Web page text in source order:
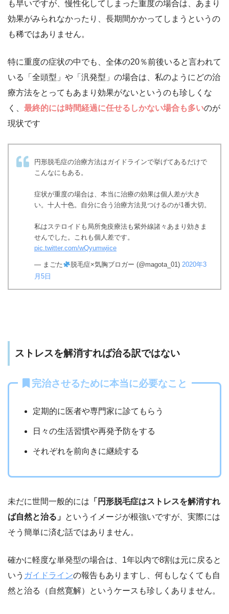
も早いですが、慢性化してしまった重度の場合は、あまり
効果がみられなかったり、長期間かかってしまうというの
も稀ではありません。
特に重度の症状の中でも、全体の20％前後いると言われて
いる「全頭型」や「汎発型」の場合は、私のようにどの治
療方法をとってもあまり効果がないというのも珍しくな
く、 最終的には時間経過に任せるしかない場合も多いのが
現状です
円形脱毛症の治療方法はガイドラインで挙げてあるだけで
こんなにもある。
症状が重度の場合は、本当に治療の効果は個人差が大き
い。十人十色。自分に合う治療方法見つけるのが1番大切。
私はステロイドも局所免疫療法も紫外線諸々あまり効きま
せんでした。これも個人差です。
pic.twitter.com/wQyumwjice
— まごた 脱毛症×気胸ブロガー (@magota_01) 2020年3
月5日
ストレスを解消すれば治る訳ではない
完治させるために本当に必要なこと
定期的に医者や専門家に診てもらう
日々の生活習慣や再発予防をする
それぞれを前向きに継続する
未だに世間一般的には 「円形脱毛症はストレスを解消すれ
ば自然と治る」 というイメージが根強いですが、実際には
そう簡単に済む話ではありません。
確かに軽度な単発型の場合は、1年以内で8割は元に戻ると
いう ガイドラインの報告もありますし、何もしなくても自
然と治る（自然寛解）というケースも珍しくありません。